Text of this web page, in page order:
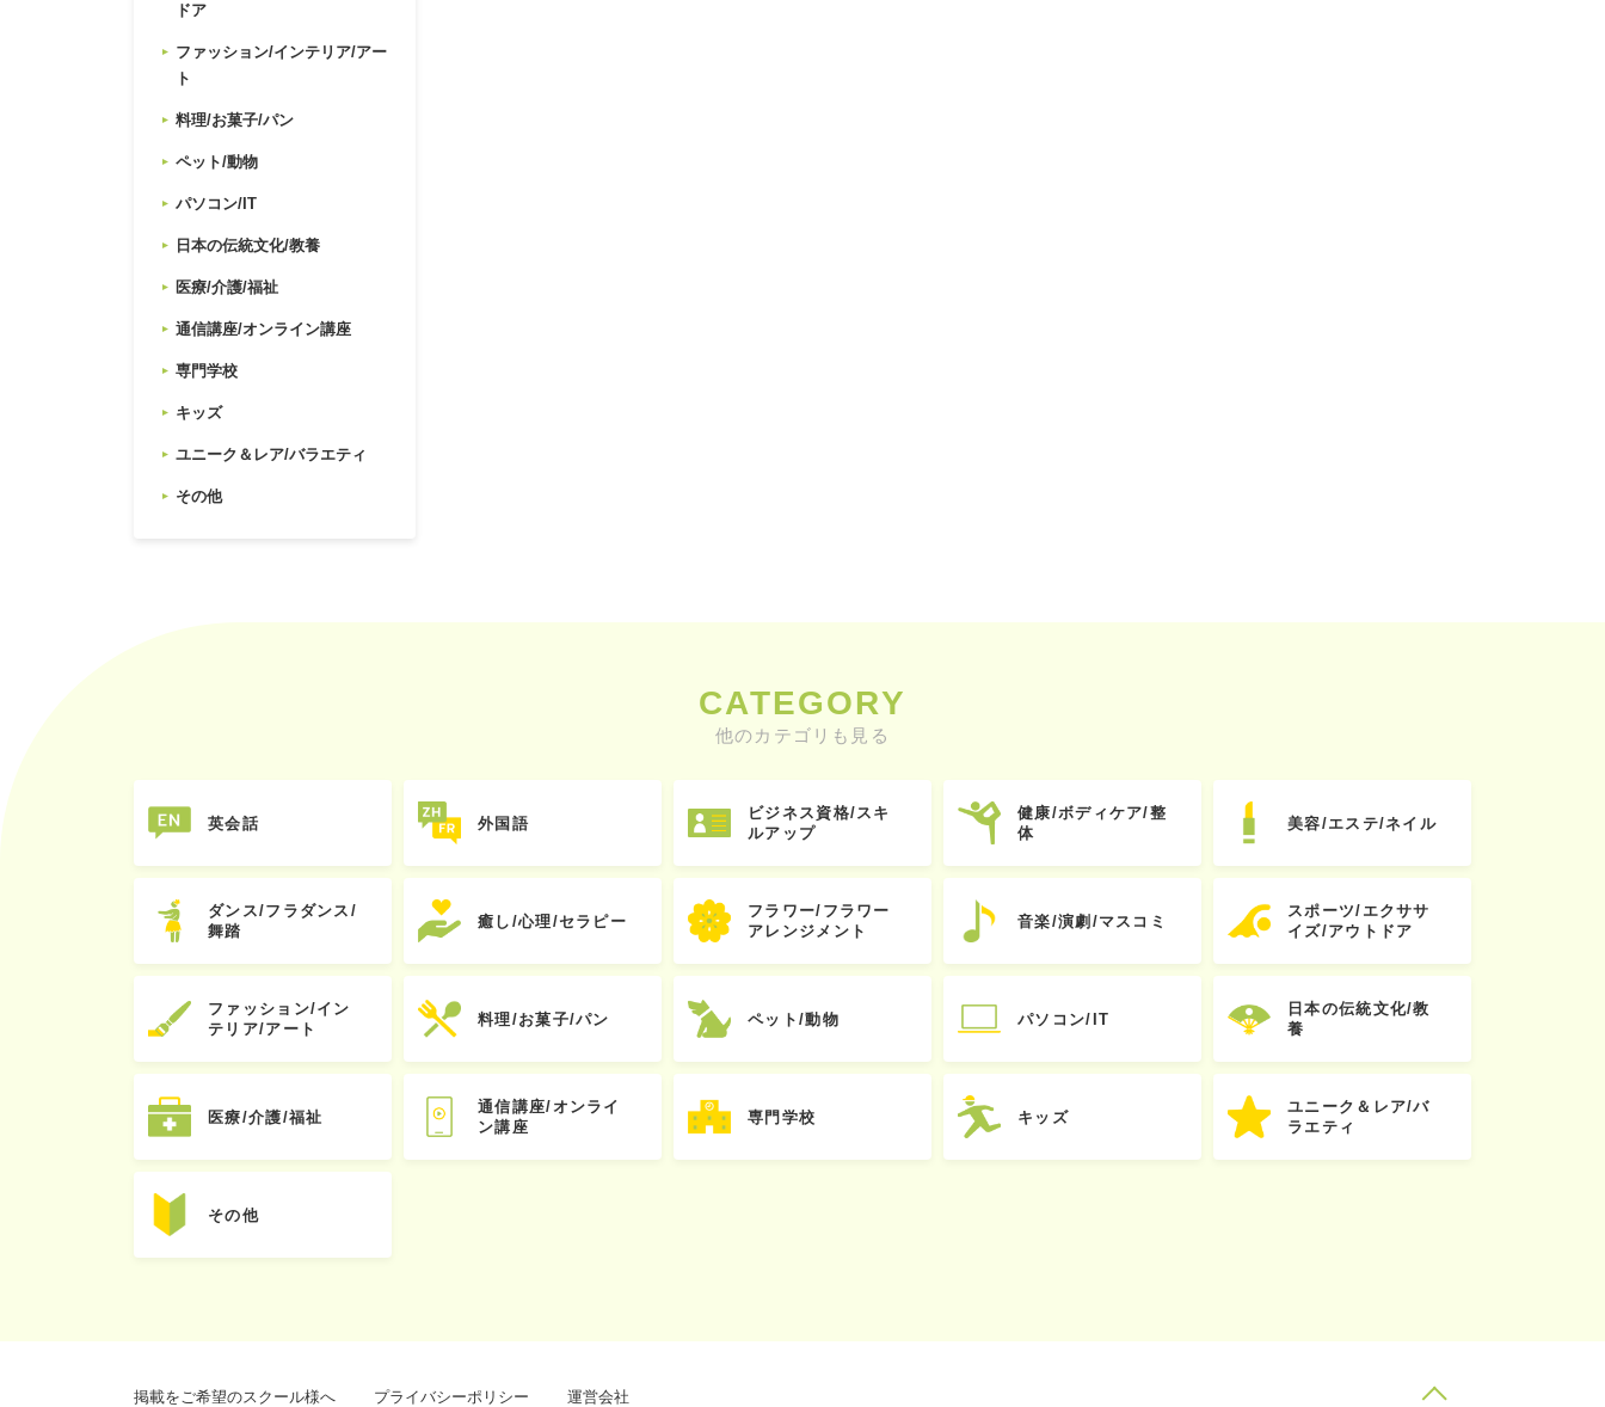
ドア
ファッション/インテリア/アー
ト
料理/お菓子/パン
ペット/動物
パソコン/IT
日本の伝統文化/教養
医療/介護/福祉
通信講座/オンライン講座
専門学校
キッズ
ユニーク＆レア/バラエティ
その他
CATEGORY
他のカテゴリも見る
英会話 外国語
ビジネス資格/スキ
ルアップ
健康/ボディケア/整
体
美容/エステ/ネイル
ダンス/フラダンス/
舞踏
癒し/心理/セラピー
フラワー/フラワー
アレンジメント
音楽/演劇/マスコミ
スポーツ/エクササ
イズ/アウトドア
ファッション/イン
テリア/アート
料理/お菓子/パン ペット/動物 パソコン/IT
日本の伝統文化/教
養
医療/介護/福祉
通信講座/オンライ
ン講座
専門学校 キッズ
ユニーク＆レア/バ
ラエティ
その他
掲載をご希望のスクール様へ プライバシーポリシー 運営会社